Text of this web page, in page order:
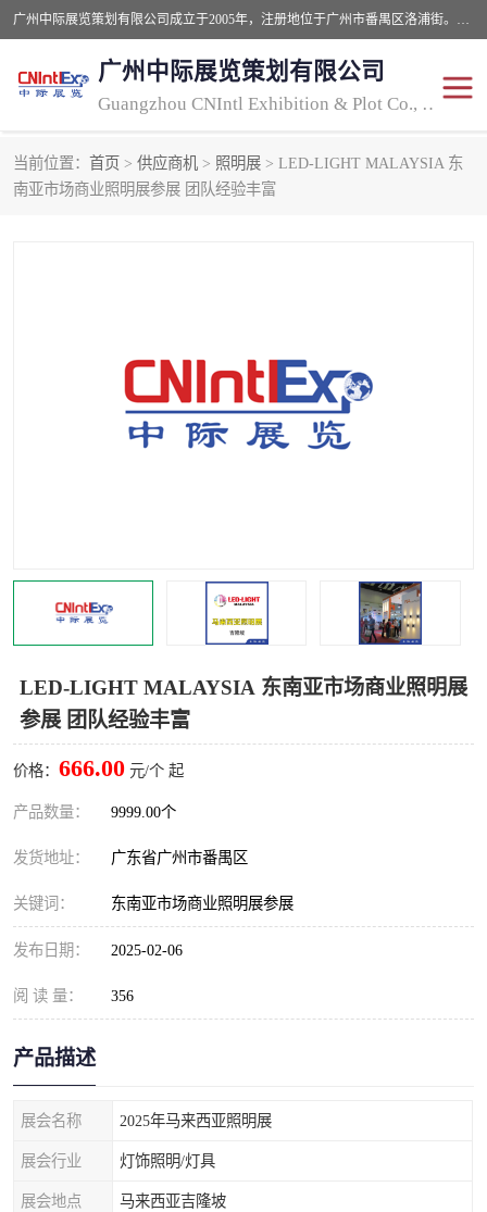
广州中际展览策划有限公司成立于2005年，注册地位于广州市番禺区洛浦街。经营范围包括会议及展览服务，大型活动组织策划服务，展台设计服务，广告业等；主要从事国外广告、标识、印花、LED、照明、光电、灯光、音响、视听、电子展览会等，展位预定-展品运输-签证-行程安排-补贴一站式服务。
广州中际展览策划有限公司
Guangzhou CNIntl Exhibition & Plot Co., Ltd.
当前位置： 首页 > 供应商机 > 照明展 > LED-LIGHT MALAYSIA 东
南亚市场商业照明展参展 团队经验丰富
LED-LIGHT MALAYSIA 东南亚市场商业照明展
参展 团队经验丰富
价格： 666.00 元/个 起
产品数量： 9999.00个
发货地址： 广东省广州市番禺区
关键词： 东南亚市场商业照明展参展
发布日期： 2025-02-06
阅 读 量： 356
产品描述
展会名称 2025年马来西亚照明展
展会行业 灯饰照明/灯具
展会地点 马来西亚吉隆坡
2025年国外照明展 展位搭建
展